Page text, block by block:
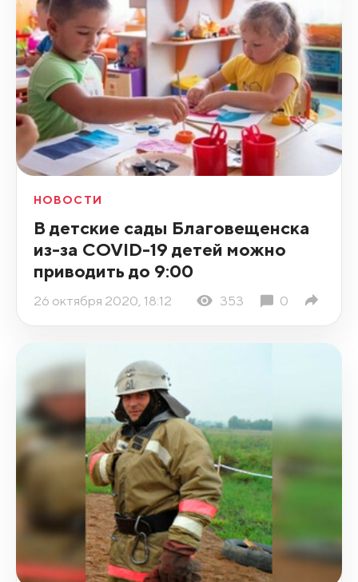
НОВОСТИ
В детские сады Благовещенска
из-за COVID-19 детей можно
приводить до 9:00
26 октября 2020, 18:12 353 0